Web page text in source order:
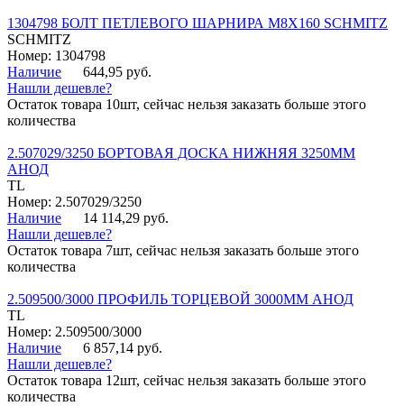
1304798 БОЛТ ПЕТЛЕВОГО ШАРНИРА М8Х160 SCHMITZ
SCHMITZ
Номер: 1304798
Наличие
644,95 руб.
Нашли дешевле?
Остаток товара 10шт, сейчас нельзя заказать больше этого
количества
2.507029/3250 БОРТОВАЯ ДОСКА НИЖНЯЯ 3250ММ
АНОД
TL
Номер: 2.507029/3250
Наличие
14 114,29 руб.
Нашли дешевле?
Остаток товара 7шт, сейчас нельзя заказать больше этого
количества
2.509500/3000 ПРОФИЛЬ ТОРЦЕВОЙ 3000ММ АНОД
TL
Номер: 2.509500/3000
Наличие
6 857,14 руб.
Нашли дешевле?
Остаток товара 12шт, сейчас нельзя заказать больше этого
количества